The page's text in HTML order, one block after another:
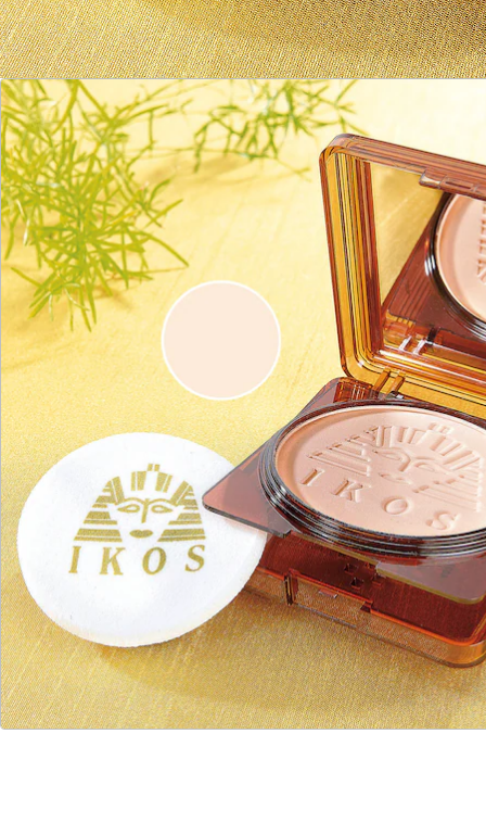
Details
Hinweise & Hersteller
Bewertungen
Katalog bestellen
Newsletter abonnieren
Wir sind für Sie da
Bestell-Hotline